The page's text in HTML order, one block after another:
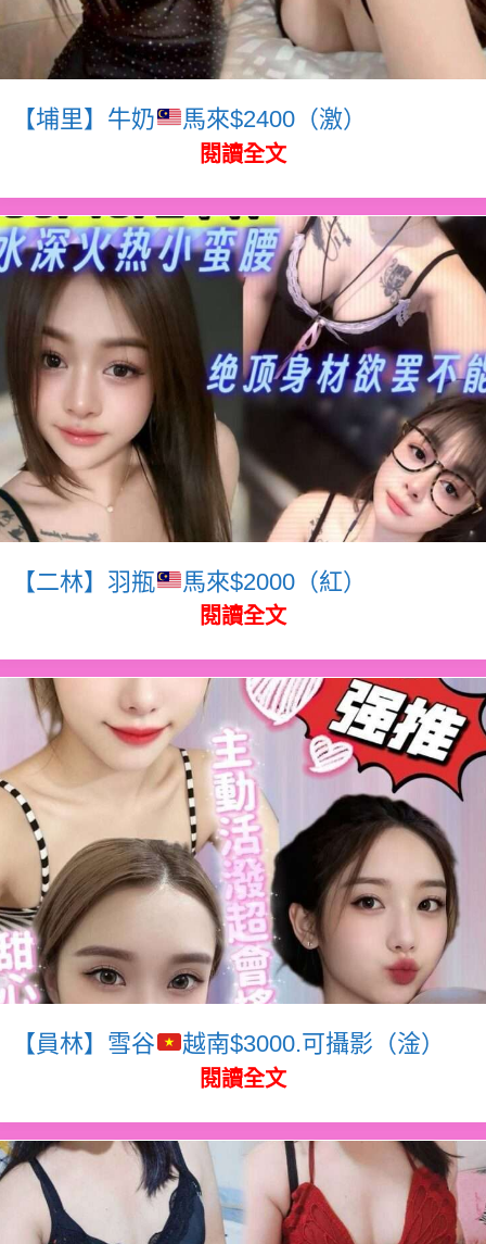
【埔里】牛奶 馬來$2400（激）
閱讀全文
【二林】羽瓶 馬來$2000（紅）
閱讀全文
【員林】雪谷 越南$3000.可攝影（淦）
閱讀全文